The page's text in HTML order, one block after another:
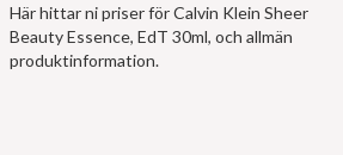
Här hittar ni priser för Calvin Klein Sheer
Beauty Essence, EdT 30ml, och allmän
produktinformation.